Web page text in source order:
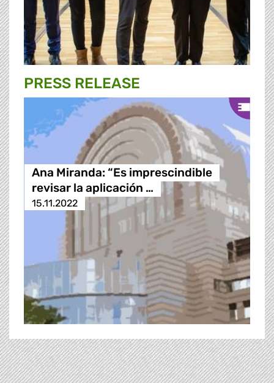
PRESS RELEASE
Ana Miranda: “Es imprescindible
revisar la aplicación …
15.11.2022